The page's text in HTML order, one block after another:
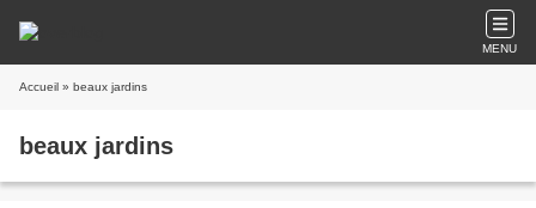
MENU
Accueil » beaux jardins
beaux jardins